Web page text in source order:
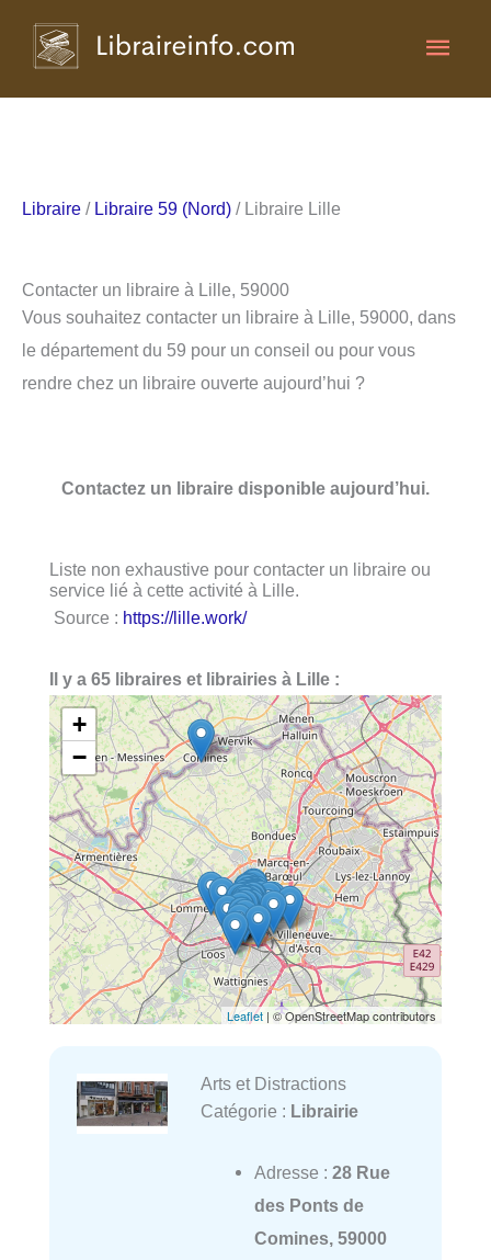
Libraire / Libraire 59 (Nord) / Libraire Lille
Contacter un libraire à Lille, 59000
Vous souhaitez contacter un libraire à Lille, 59000, dans
le département du 59 pour un conseil ou pour vous
rendre chez un libraire ouverte aujourd’hui ?
Contactez un libraire disponible aujourd’hui.
Liste non exhaustive pour contacter un libraire ou
service lié à cette activité à Lille.
Source : https://lille.work/
Il y a 65 libraires et librairies à Lille :
+
−
Leaflet | © OpenStreetMap contributors
Arts et Distractions
Catégorie : Librairie
Adresse : 28 Rue
des Ponts de
Comines, 59000